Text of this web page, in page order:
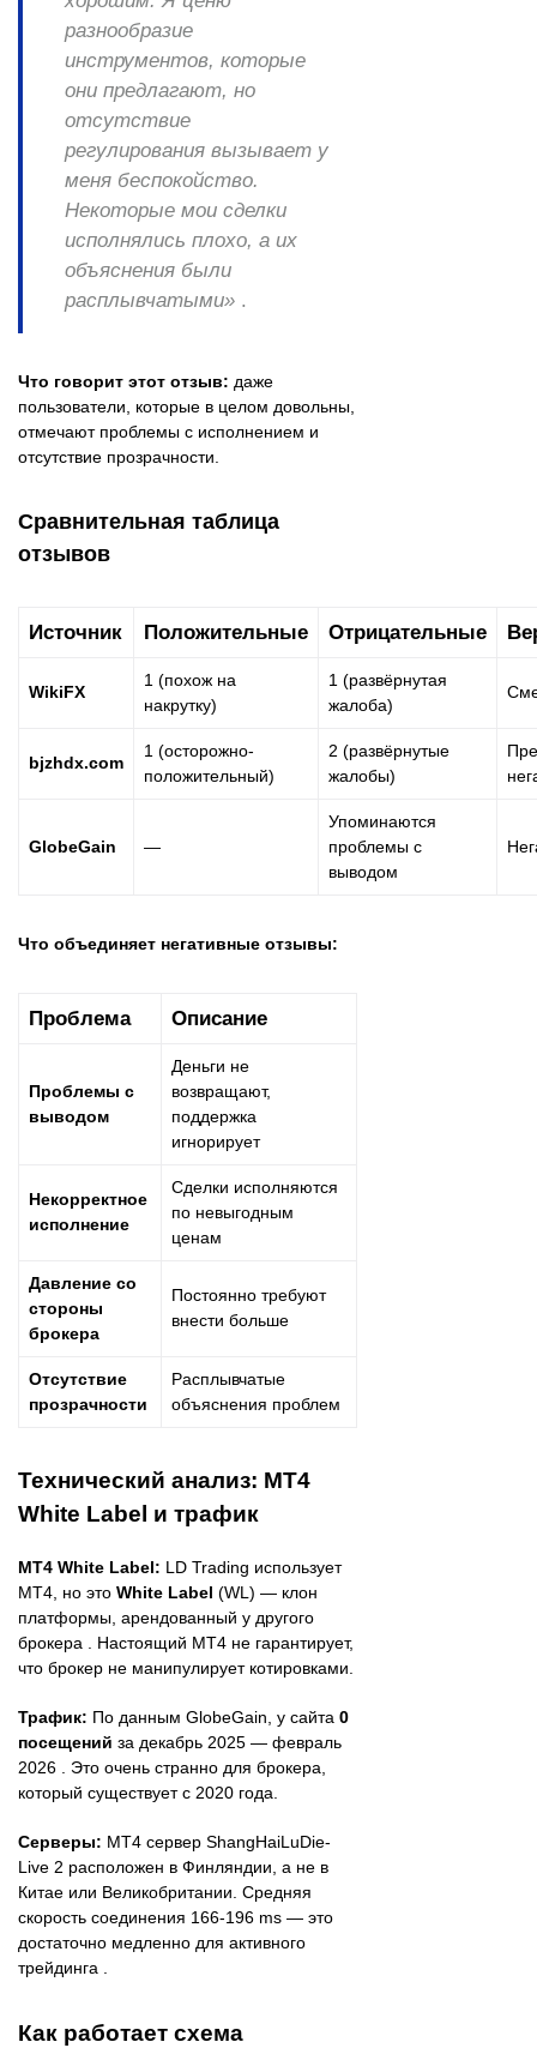
разнообразие
инструментов, которые
они предлагают, но
отсутствие
регулирования вызывает у
меня беспокойство.
Некоторые мои сделки
исполнялись плохо, а их
объяснения были
расплывчатыми» .
Что говорит этот отзыв: даже
пользователи, которые в целом довольны,
отмечают проблемы с исполнением и
отсутствие прозрачности.
Сравнительная таблица
отзывов
Источник Положительные Отрицательные
WikiFX
1 (похож на
накрутку)
1 (развёрнутая
жалоба)
bjzhdx.com
1 (осторожно-
положительный)
2 (развёрнутые
жалобы)
GlobeGain —
Упоминаются
проблемы с
выводом
Что объединяет негативные отзывы:
Проблема Описание
Проблемы с
выводом
Деньги не
возвращают,
поддержка
игнорирует
Некорректное
исполнение
Сделки исполняются
по невыгодным
ценам
Давление со
стороны
брокера
Постоянно требуют
внести больше
Отсутствие
прозрачности
Расплывчатые
объяснения проблем
Технический анализ: MT4
White Label и трафик
MT4 White Label: LD Trading использует
MT4, но это White Label (WL) — клон
платформы, арендованный у другого
брокера . Настоящий MT4 не гарантирует,
что брокер не манипулирует котировками.
Трафик: По данным GlobeGain, у сайта 0
посещений за декабрь 2025 — февраль
2026 . Это очень странно для брокера,
который существует с 2020 года.
Серверы: MT4 сервер ShangHaiLuDie-
Live 2 расположен в Финляндии, а не в
Китае или Великобритании. Средняя
скорость соединения 166-196 ms — это
достаточно медленно для активного
трейдинга .
Как работает схема